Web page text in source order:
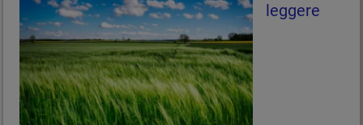
leggere